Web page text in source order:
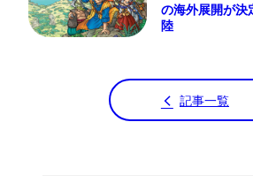
の海外展開が決
陸
記事一覧